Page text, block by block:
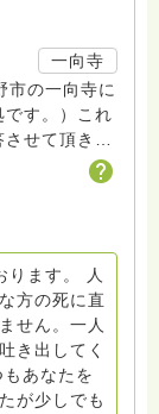
一向寺
市の一向寺に
です。）これ
せて頂きた
で至らぬ点あ
ょうね。お
ります。 人
方の死に直
せん。一人
き出してく
あなたを
が少しでも